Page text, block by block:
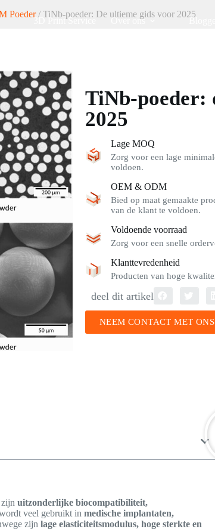
3D Print Service Over ons
Poeder/ TiNb-poeder: De ultieme gids voor 2025
TiNb-poeder:
2025
Lage MOQ
Zorg voor een lage
voldoen.
OEM & ODM
Bied op maat gemaakte
van de klant te voldoen.
Voldoende voorraad
Zorg voor een snelle
Klanttevredenheid
Producten van hoge
deel dit artikel
NEEM CONTACT MET
zijnuitzonderlijke biocompatibiliteit,
veel gebruikt inmedische implantaten,
zijnlage elasticiteitsmodulus, hoge sterkte en